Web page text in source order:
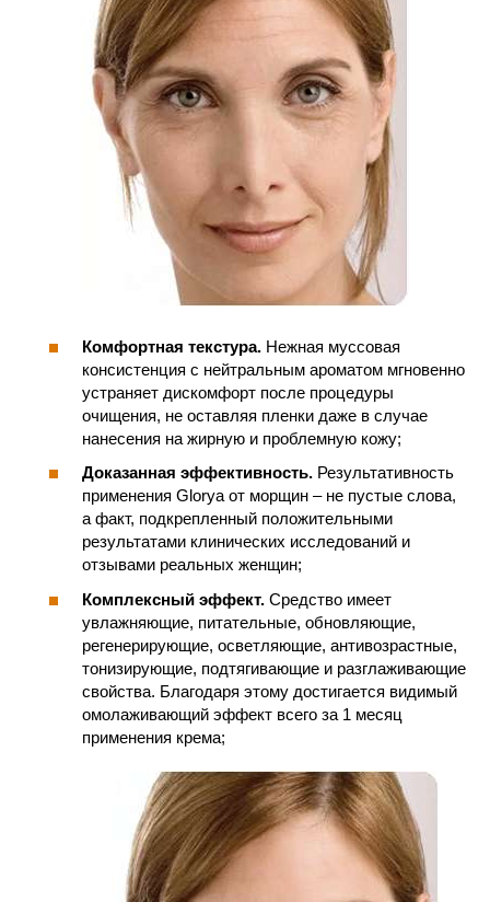
Комфортная текстура. Нежная муссовая
консистенция с нейтральным ароматом мгновенно
устраняет дискомфорт после процедуры
очищения, не оставляя пленки даже в случае
нанесения на жирную и проблемную кожу;
Доказанная эффективность. Результативность
применения Glorya от морщин – не пустые слова,
а факт, подкрепленный положительными
результатами клинических исследований и
отзывами реальных женщин;
Комплексный эффект. Средство имеет
увлажняющие, питательные, обновляющие,
регенерирующие, осветляющие, антивозрастные,
тонизирующие, подтягивающие и разглаживающие
свойства. Благодаря этому достигается видимый
омолаживающий эффект всего за 1 месяц
применения крема;